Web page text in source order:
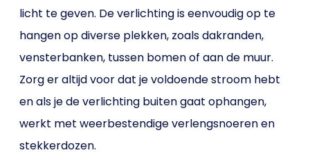
licht te geven. De verlichting is eenvoudig op te
hangen op diverse plekken, zoals dakranden,
vensterbanken, tussen bomen of aan de muur.
Zorg er altijd voor dat je voldoende stroom hebt
en als je de verlichting buiten gaat ophangen,
werkt met weerbestendige verlengsnoeren en
stekkerdozen.